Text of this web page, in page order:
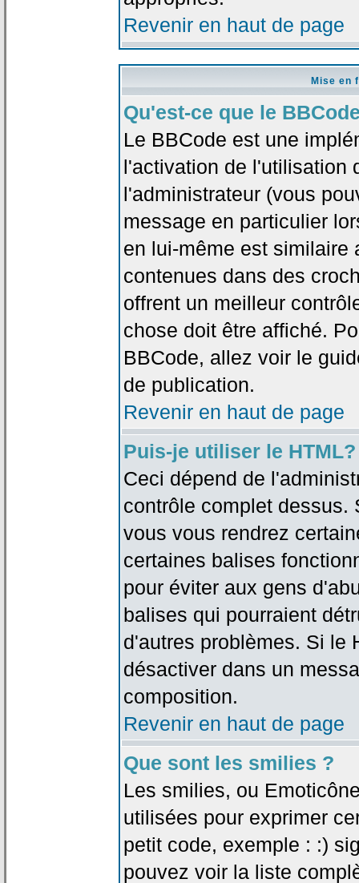
Revenir en haut de page
Mise en
Qu'est-ce que le
Le BBCode est une
l'activation de l'utilisation
l'administrateur (vous
message en particulier
en lui-même est similaire
contenues dans des
offrent un meilleur
chose doit être affiché.
BBCode, allez voir le
de publication.
Revenir en haut de page
Puis-je utiliser le HTML?
Ceci dépend de
contrôle complet dessus.
vous vous rendrez
certaines balises
pour éviter aux gens
balises qui pourraient
d'autres problèmes. Si le
désactiver dans un
composition.
Revenir en haut de page
Que sont les smilies ?
Les smilies, ou
utilisées pour exprimer
petit code, exemple : :)
pouvez voir la liste